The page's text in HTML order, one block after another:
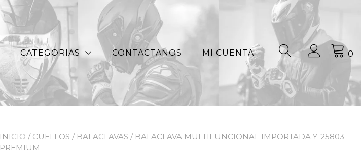
CATEGORIAS CONTACTANOS MI CUENTA 0
INICIO / CUELLOS / BALACLAVAS / BALACLAVA MULTIFUNCIONAL IMPORTADA Y-25803
PREMIUM